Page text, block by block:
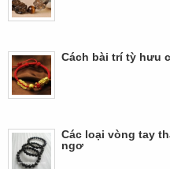
Cách bài trí tỳ hưu
Các loại vòng tay
ngơ